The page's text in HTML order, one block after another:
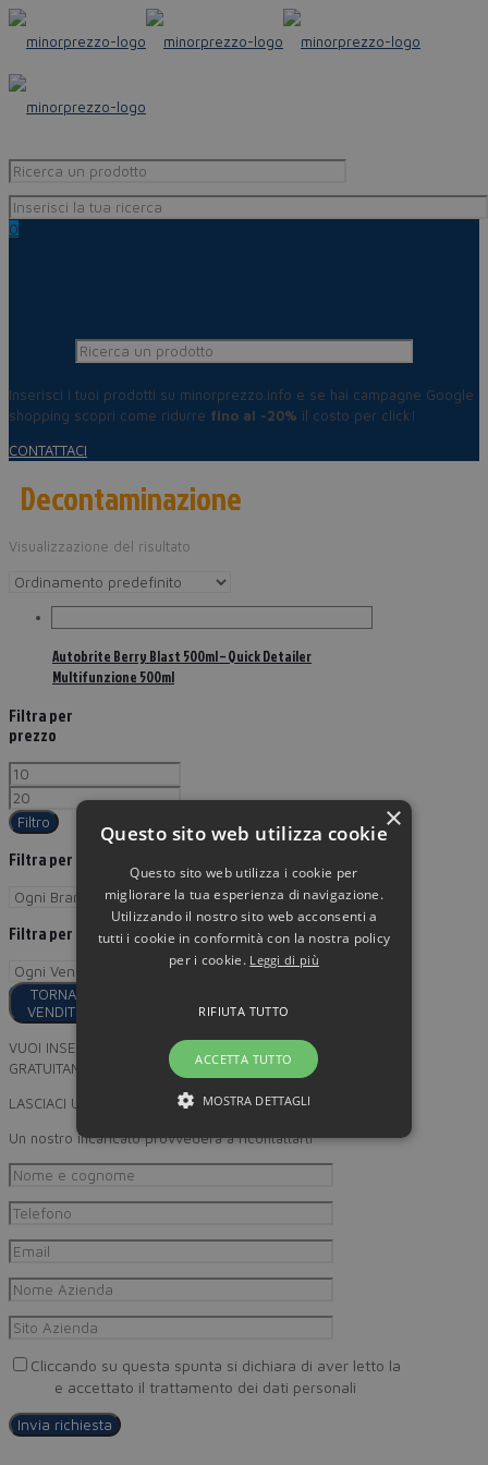
0
Inserisci i tuoi prodotti su minorprezzo.info e se hai campagne Google
shopping scopri come ridurre fino al -20% il costo per click!
CONTATTACI
Decontaminazione
Visualizzazione del risultato
Autobrite Berry Blast 500ml – Quick Detailer
Multifunzione 500ml
Filtra per
prezzo
Filtro
Filtra per Brand
Filtra per
TORNA AI
VENDITORI
VUOI INSERIRE I TUOI PRODOTTI
GRATUITAMENTE SU MINORPREZZO?
LASCIACI UN RECAPITO
Un nostro incaricato provvederà a ricontattarti
Cliccando su questa spunta si dichiara di aver letto la
e accettato il trattamento dei dati personali
×
Questo sito web utilizza cookie
Questo sito web utilizza i cookie per
migliorare la tua esperienza di navigazione.
Utilizzando il nostro sito web acconsenti a
tutti i cookie in conformità con la nostra policy
per i cookie. Leggi di più
ACCETTA TUTTO
RIFIUTA TUTTO
MOSTRA DETTAGLI